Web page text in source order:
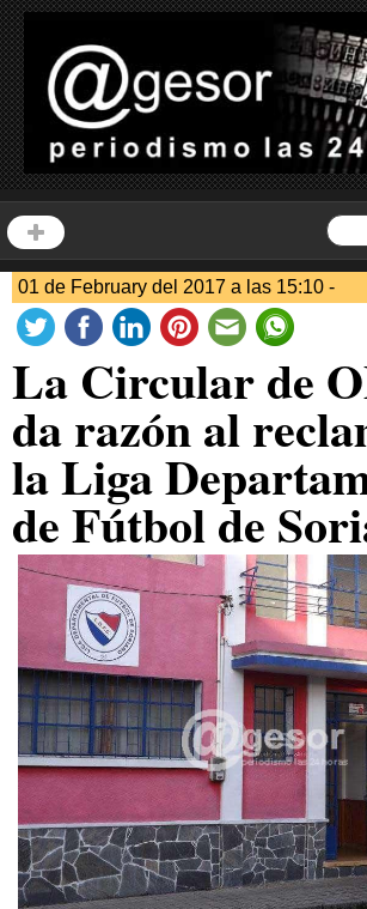
01 de February del 2017 a las 15:10 -
La Circular de
da razón al
la Liga
de Fútbol de